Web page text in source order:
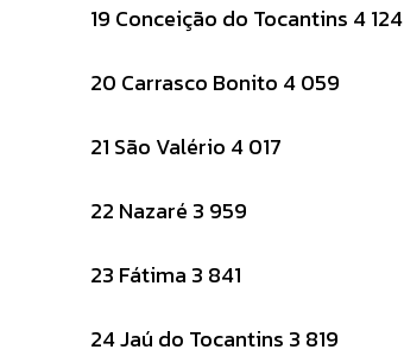
19 Conceição do Tocantins 4 124
20 Carrasco Bonito 4 059
21 São Valério 4 017
22 Nazaré 3 959
23 Fátima 3 841
24 Jaú do Tocantins 3 819